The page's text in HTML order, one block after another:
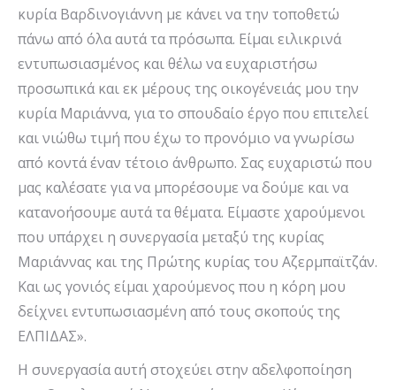
κυρία Βαρδινογιάννη με κάνει να την τοποθετώ
πάνω από όλα αυτά τα πρόσωπα. Είμαι ειλικρινά
εντυπωσιασμένος και θέλω να ευχαριστήσω
προσωπικά και εκ μέρους της οικογένειάς μου την
κυρία Μαριάννα, για το σπουδαίο έργο που επιτελεί
και νιώθω τιμή που έχω το προνόμιο να γνωρίσω
από κοντά έναν τέτοιο άνθρωπο. Σας ευχαριστώ που
μας καλέσατε για να μπορέσουμε να δούμε και να
κατανοήσουμε αυτά τα θέματα. Είμαστε χαρούμενοι
που υπάρχει η συνεργασία μεταξύ της κυρίας
Μαριάννας και της Πρώτης κυρίας του Αζερμπαϊτζάν.
Και ως γονιός είμαι χαρούμενος που η κόρη μου
δείχνει εντυπωσιασμένη από τους σκοπούς της
ΕΛΠΙΔΑΣ».
Η συνεργασία αυτή στοχεύει στην αδελφοποίηση